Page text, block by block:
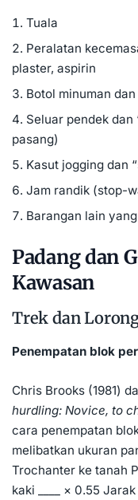
Tuala
Peralatan
plaster, aspirin
Botol minuman
Seluar pendek
pasang)
Kasut jogging dan
Jam randik (stop-
Barangan lain
Padang dan
Kawasan
Trek dan
Penempatan blok
Chris Brooks (1981)
hurdling: Novice, to
cara penempatan
melibatkan ukuran
Trochanter ke tanah
kaki ____ × 0.55